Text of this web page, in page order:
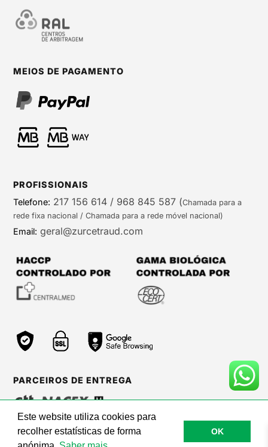
MEIOS DE PAGAMENTO
PROFISSIONAIS
Telefone: 217 156 614 / 968 845 587 (Chamada para a
rede fixa nacional / Chamada para a rede móvel nacional)
Email: geral@zurcetraud.com
PARCEIROS DE ENTREGA
©Zurc Etraud |Web Care by BinaryBrigade
Este website utiliza cookies para
recolher estatísticas de forma
OK